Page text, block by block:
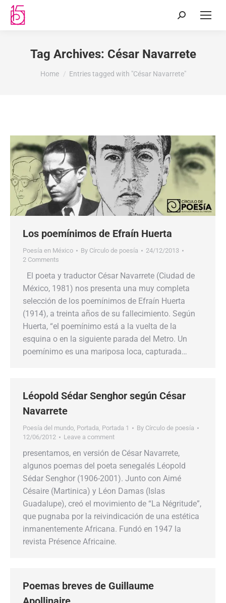
Tag Archives: César Navarrete
You are here:
Home Entries tagged with "César Navarrete"
Los poemínimos de Efraín Huerta
Poesía en México By Círculo de poesía
24/12/2013
2 Comments
El poeta y traductor César Navarrete (Ciudad de
México, 1981) nos presenta una muy completa
selección de los poemínimos de Efraín Huerta
(1914), a treinta años de su fallecimiento. Según
Huerta, “el poemínimo está a la vuelta de la
esquina o en la siguiente parada del Metro. Un
poemínimo es una mariposa loca, capturada…
Léopold Sédar Senghor según César
Navarrete
Poesía del mundo, Portada, Portada 1 By Círculo de poesía
12/06/2012
Leave a comment
presentamos, en versión de César Navarrete,
algunos poemas del poeta senegalés Léopold
Sédar Senghor (1906-2001). Junto con Aimé
Césaire (Martinica) y Léon Damas (Islas
Guadalupe), creó el movimiento de “La Négritude”,
que pugnaba por la reivindicación de una estética
inmanentemente Africana. Fundó en 1947 la
revista Présence Africaine.
Poemas breves de Guillaume